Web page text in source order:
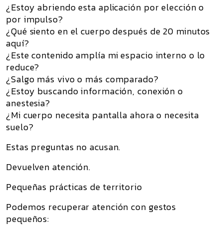
¿Estoy abriendo esta aplicación por elección o
por impulso?
¿Qué siento en el cuerpo después de 20 minutos
aquí?
¿Este contenido amplía mi espacio interno o lo
reduce?
¿Salgo más vivo o más comparado?
¿Estoy buscando información, conexión o
anestesia?
¿Mi cuerpo necesita pantalla ahora o necesita
suelo?
Estas preguntas no acusan.
Devuelven atención.
Pequeñas prácticas de territorio
Podemos recuperar atención con gestos
pequeños: